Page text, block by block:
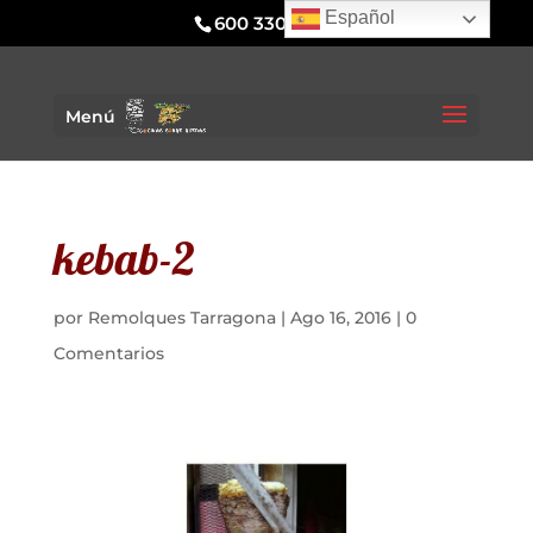
600 330 295
Menú
kebab-2
por Remolques Tarragona| Ago 16, 2016| 0
Comentarios
Español